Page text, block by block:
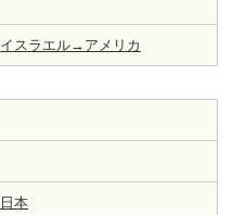
イスラエル→アメリカ
日本